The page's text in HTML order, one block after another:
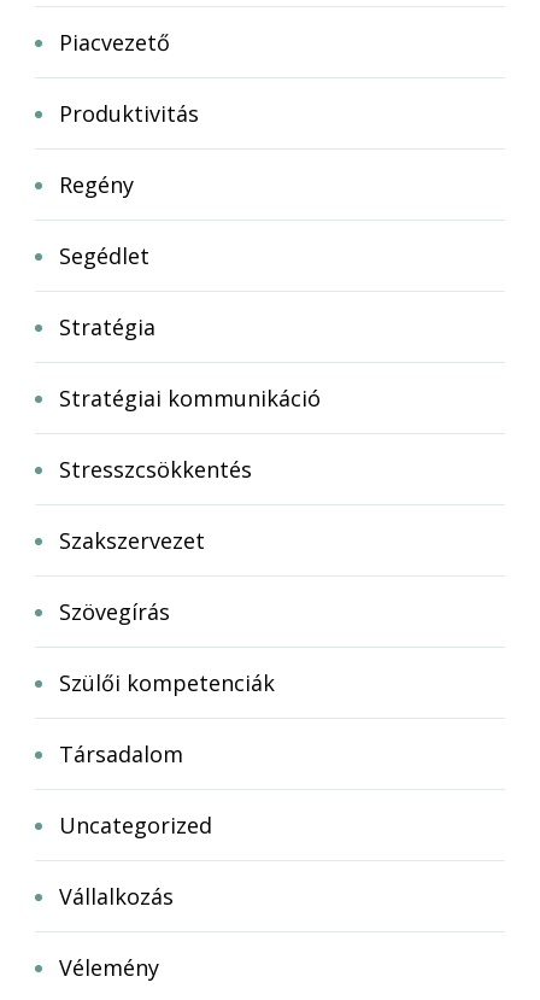
Piacvezető
Produktivitás
Regény
Segédlet
Stratégia
Stratégiai kommunikáció
Stresszcsökkentés
Szakszervezet
Szövegírás
Szülői kompetenciák
Társadalom
Uncategorized
Vállalkozás
Vélemény